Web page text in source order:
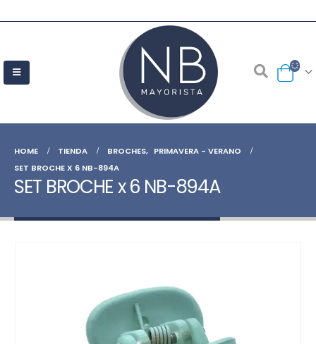
HOME TIENDA BROCHES, PRIMAVERA - VERANO
SET BROCHE X 6 NB-894A
SET BROCHE x 6 NB-894A